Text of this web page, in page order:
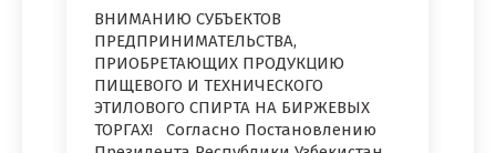
ВНИМАНИЮ СУБЪЕКТОВ
ПРЕДПРИНИМАТЕЛЬСТВА,
ПРИОБРЕТАЮЩИХ ПРОДУКЦИЮ
ПИЩЕВОГО И ТЕХНИЧЕСКОГО
ЭТИЛОВОГО СПИРТА НА БИРЖЕВЫХ
ТОРГАХ! Согласно Постановлению